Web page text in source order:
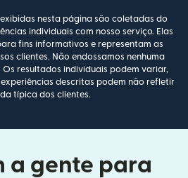
nesta página são coletadas do
individuais com nosso serviço. Elas
fins informativos e representam as
clientes. Não endossamos nenhuma
resultados individuais podem variar,
descritas podem não refletir
típica dos clientes.
a gente para